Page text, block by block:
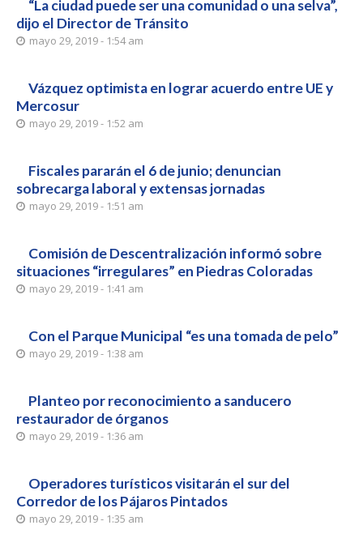
“La ciudad puede ser una comunidad o una selva”,
dijo el Director de Tránsito
mayo 29, 2019 - 1:54 am
Vázquez optimista en lograr acuerdo entre UE y
Mercosur
mayo 29, 2019 - 1:52 am
Fiscales pararán el 6 de junio; denuncian
sobrecarga laboral y extensas jornadas
mayo 29, 2019 - 1:51 am
Comisión de Descentralización informó sobre
situaciones “irregulares” en Piedras Coloradas
mayo 29, 2019 - 1:41 am
Con el Parque Municipal “es una tomada de pelo”
mayo 29, 2019 - 1:38 am
Planteo por reconocimiento a sanducero
restaurador de órganos
mayo 29, 2019 - 1:36 am
Operadores turísticos visitarán el sur del
Corredor de los Pájaros Pintados
mayo 29, 2019 - 1:35 am